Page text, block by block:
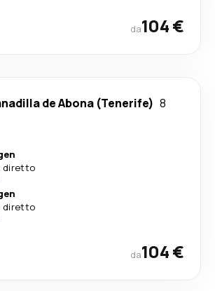
da104 €
de Abona (Tenerife) 8
diretto
diretto
da104 €